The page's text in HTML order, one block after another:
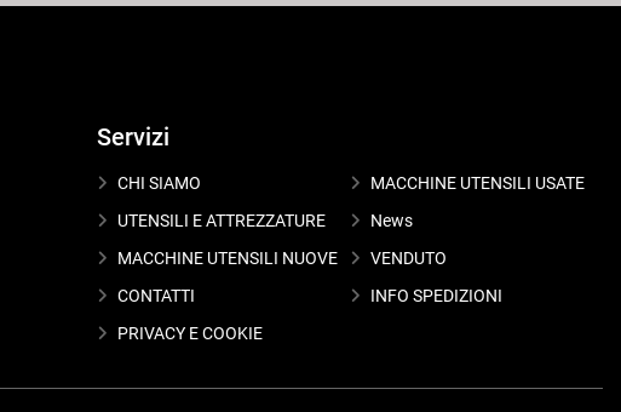
Servizi
CHI SIAMO
MACCHINE UTENSILI USATE
UTENSILI E ATTREZZATURE
News
MACCHINE UTENSILI NUOVE
VENDUTO
CONTATTI
INFO SPEDIZIONI
PRIVACY E COOKIE